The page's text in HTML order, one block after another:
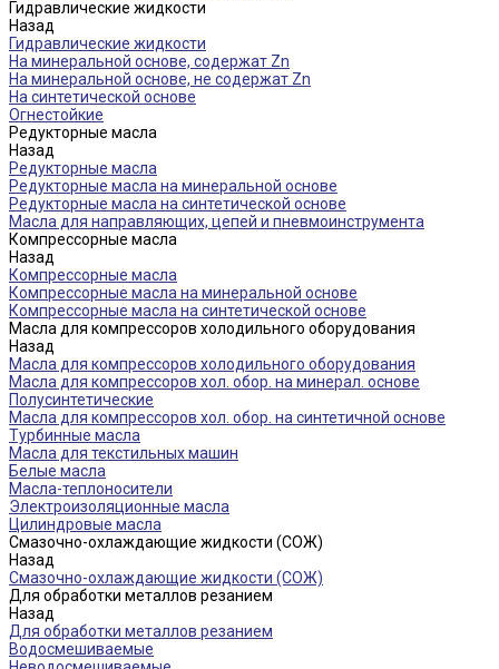
Гидравлические жидкости
Назад
Гидравлические жидкости
На минеральной основе, содержат Zn
На минеральной основе, не содержат Zn
На синтетической основе
Огнестойкие
Редукторные масла
Назад
Редукторные масла
Редукторные масла на минеральной основе
Редукторные масла на синтетической основе
Масла для направляющих, цепей и пневмоинструмента
Компрессорные масла
Назад
Компрессорные масла
Компрессорные масла на минеральной основе
Компрессорные масла на синтетической основе
Масла для компрессоров холодильного оборудования
Назад
Масла для компрессоров холодильного оборудования
Масла для компрессоров хол. обор. на минерал. основе
Полусинтетические
Масла для компрессоров хол. обор. на синтетичной основе
Турбинные масла
Масла для текстильных машин
Белые масла
Масла-теплоносители
Электроизоляционные масла
Цилиндровые масла
Смазочно-охлаждающие жидкости (СОЖ)
Назад
Смазочно-охлаждающие жидкости (СОЖ)
Для обработки металлов резанием
Назад
Для обработки металлов резанием
Водосмешиваемые